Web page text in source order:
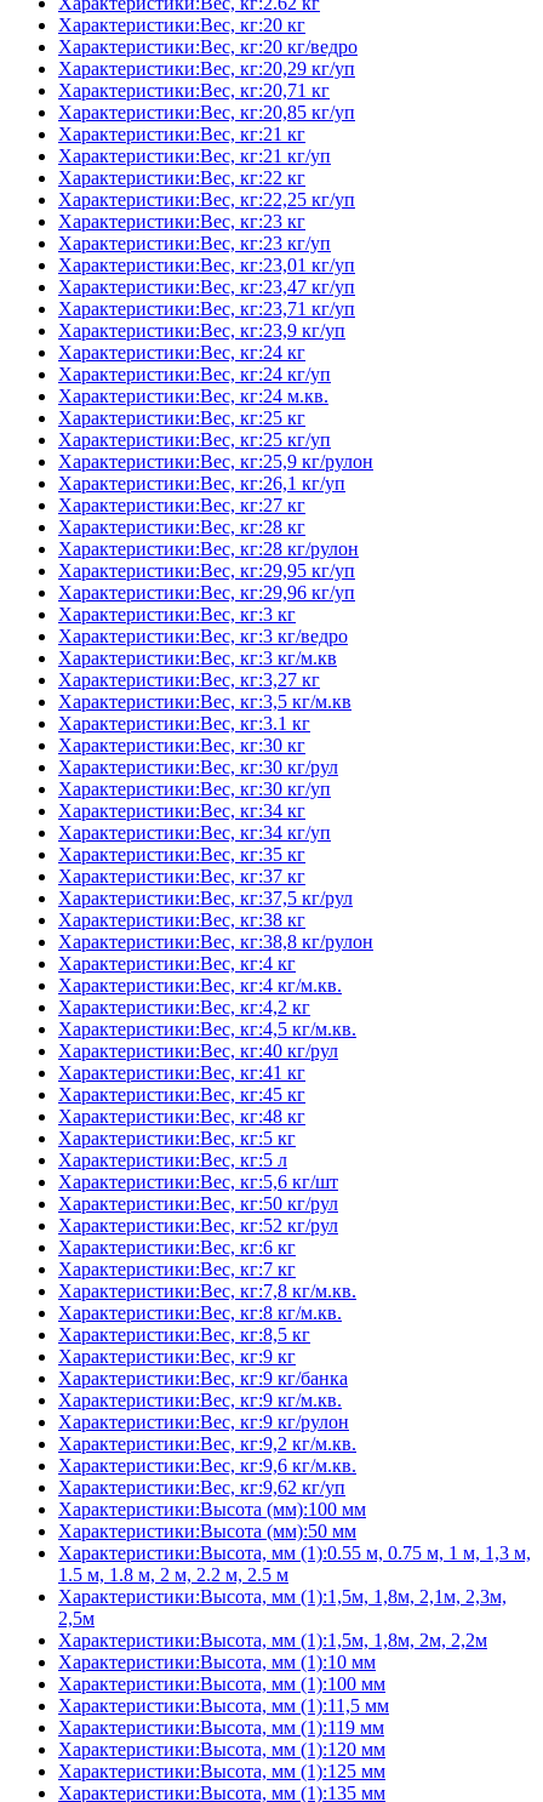
Характеристики:Вес, кг:20 кг
Характеристики:Вес, кг:20 кг/ведро
Характеристики:Вес, кг:20,29 кг/уп
Характеристики:Вес, кг:20,71 кг
Характеристики:Вес, кг:20,85 кг/уп
Характеристики:Вес, кг:21 кг
Характеристики:Вес, кг:21 кг/уп
Характеристики:Вес, кг:22 кг
Характеристики:Вес, кг:22,25 кг/уп
Характеристики:Вес, кг:23 кг
Характеристики:Вес, кг:23 кг/уп
Характеристики:Вес, кг:23,01 кг/уп
Характеристики:Вес, кг:23,47 кг/уп
Характеристики:Вес, кг:23,71 кг/уп
Характеристики:Вес, кг:23,9 кг/уп
Характеристики:Вес, кг:24 кг
Характеристики:Вес, кг:24 кг/уп
Характеристики:Вес, кг:24 м.кв.
Характеристики:Вес, кг:25 кг
Характеристики:Вес, кг:25 кг/уп
Характеристики:Вес, кг:25,9 кг/рулон
Характеристики:Вес, кг:26,1 кг/уп
Характеристики:Вес, кг:27 кг
Характеристики:Вес, кг:28 кг
Характеристики:Вес, кг:28 кг/рулон
Характеристики:Вес, кг:29,95 кг/уп
Характеристики:Вес, кг:29,96 кг/уп
Характеристики:Вес, кг:3 кг
Характеристики:Вес, кг:3 кг/ведро
Характеристики:Вес, кг:3 кг/м.кв
Характеристики:Вес, кг:3,27 кг
Характеристики:Вес, кг:3,5 кг/м.кв
Характеристики:Вес, кг:3.1 кг
Характеристики:Вес, кг:30 кг
Характеристики:Вес, кг:30 кг/рул
Характеристики:Вес, кг:30 кг/уп
Характеристики:Вес, кг:34 кг
Характеристики:Вес, кг:34 кг/уп
Характеристики:Вес, кг:35 кг
Характеристики:Вес, кг:37 кг
Характеристики:Вес, кг:37,5 кг/рул
Характеристики:Вес, кг:38 кг
Характеристики:Вес, кг:38,8 кг/рулон
Характеристики:Вес, кг:4 кг
Характеристики:Вес, кг:4 кг/м.кв.
Характеристики:Вес, кг:4,2 кг
Характеристики:Вес, кг:4,5 кг/м.кв.
Характеристики:Вес, кг:40 кг/рул
Характеристики:Вес, кг:41 кг
Характеристики:Вес, кг:45 кг
Характеристики:Вес, кг:48 кг
Характеристики:Вес, кг:5 кг
Характеристики:Вес, кг:5 л
Характеристики:Вес, кг:5,6 кг/шт
Характеристики:Вес, кг:50 кг/рул
Характеристики:Вес, кг:52 кг/рул
Характеристики:Вес, кг:6 кг
Характеристики:Вес, кг:7 кг
Характеристики:Вес, кг:7,8 кг/м.кв.
Характеристики:Вес, кг:8 кг/м.кв.
Характеристики:Вес, кг:8,5 кг
Характеристики:Вес, кг:9 кг
Характеристики:Вес, кг:9 кг/банка
Характеристики:Вес, кг:9 кг/м.кв.
Характеристики:Вес, кг:9 кг/рулон
Характеристики:Вес, кг:9,2 кг/м.кв.
Характеристики:Вес, кг:9,6 кг/м.кв.
Характеристики:Вес, кг:9,62 кг/уп
Характеристики:Высота (мм):100 мм
Характеристики:Высота (мм):50 мм
Характеристики:Высота, мм (1):0.55 м, 0.75 м, 1 м, 1,3 м,
1.5 м, 1.8 м, 2 м, 2.2 м, 2.5 м
Характеристики:Высота, мм (1):1,5м, 1,8м, 2,1м, 2,3м,
2,5м
Характеристики:Высота, мм (1):1,5м, 1,8м, 2м, 2,2м
Характеристики:Высота, мм (1):10 мм
Характеристики:Высота, мм (1):100 мм
Характеристики:Высота, мм (1):11,5 мм
Характеристики:Высота, мм (1):119 мм
Характеристики:Высота, мм (1):120 мм
Характеристики:Высота, мм (1):125 мм
Характеристики:Высота, мм (1):135 мм